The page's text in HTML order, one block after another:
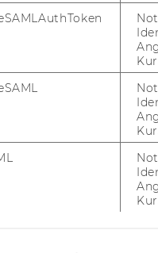
STUDIERENDE
INCOMING EXCHANGE
UND